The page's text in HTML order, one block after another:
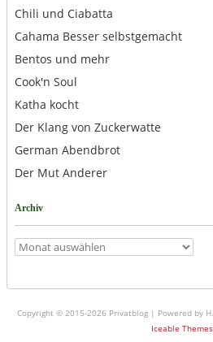
Chili und Ciabatta
Cahama Besser selbstgemacht
Bentos und mehr
Cook'n Soul
Katha kocht
Der Klang von Zuckerwatte
German Abendbrot
Der Mut Anderer
Archiv
Archiv
Copyright © 2015-2026 Privatblog | Powered by
Iceable Themes